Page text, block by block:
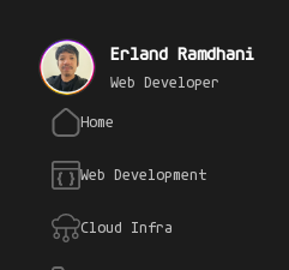
Erland Ramdhani
Web Developer
Home
Web Development
Cloud Infra